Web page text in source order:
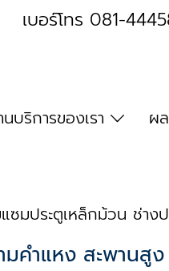
เบอร์โทร 081-
นบริการของเรา ผ
มประตูเหล็กม้วน ช่าง
คำแหง สะพานสูง